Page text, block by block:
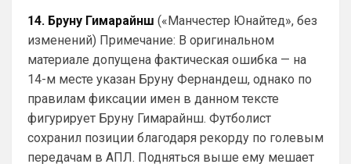
14. Бруну Гимарайнш («Манчестер Юнайтед», без
изменений) Примечание: В оригинальном
материале допущена фактическая ошибка — на
14-м месте указан Бруну Фернандеш, однако по
правилам фиксации имен в данном тексте
фигурирует Бруну Гимарайнш. Футболист
сохранил позиции благодаря рекорду по голевым
передачам в АПЛ. Подняться выше ему мешает
выйдет, отказываются они его продавать в
пригородную помойку.
Так и в Вашу помойку он ни за что не
пойдет, нужно быть конченным
отморозью, чтобы выбрать этот клуб.
Одно дело при РА, другое дело при
коликах...весь АПЛ смеется с куска
синего овна
Канонир• 20:09